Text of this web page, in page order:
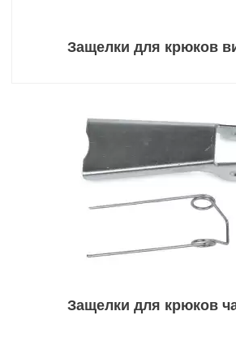
Защелки для крюков
Защелки для крюков